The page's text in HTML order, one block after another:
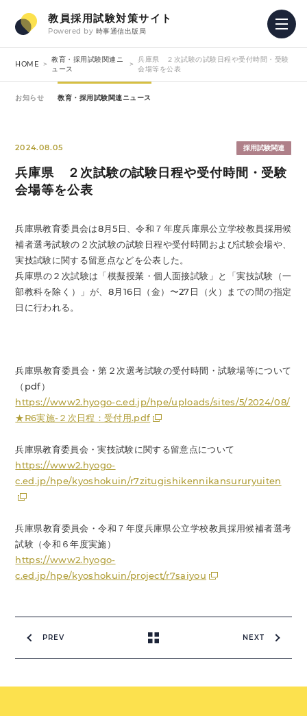
教員採用試験対策サイト
Powered by 時事通信出版局
HOME
教育・採用試験関連ニ
ュース
兵庫県 ２次試験の試験日程や受付時間・受験
会場等を公表
お知らせ 教育・採用試験関連ニュース
2024.08.05 採用試験関連
兵庫県 ２次試験の試験日程や受付時間・受験
会場等を公表
兵庫県教育委員会は8月5日、令和７年度兵庫県公立学校教員採用候
補者選考試験の２次試験の試験日程や受付時間および試験会場や、
実技試験に関する留意点などを公表した。
兵庫県の２次試験は「模擬授業・個人面接試験」と「実技試験（一
部教科を除く）」が、8月16日（金）〜27日（火）までの間の指定
日に行われる。
兵庫県教育委員会・第２次選考試験の受付時間・試験場等について
（pdf）
https://www2.hyogo-c.ed.jp/hpe/uploads/sites/5/2024/08/
★R6実施-２次日程：受付用.pdf
兵庫県教育委員会・実技試験に関する留意点について
https://www2.hyogo-
c.ed.jp/hpe/kyoshokuin/r7zitugishikennikansururyuiten
兵庫県教育委員会・令和７年度兵庫県公立学校教員採用候補者選考
試験（令和６年度実施）
https://www2.hyogo-
c.ed.jp/hpe/kyoshokuin/project/r7saiyou
PREV NEXT